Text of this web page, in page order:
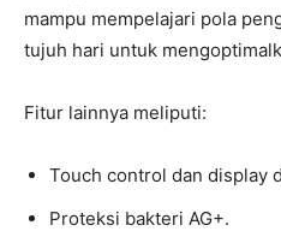
mampu mempelajari pola
tujuh hari untuk
Fitur lainnya meliputi:
Touch control dan display
Proteksi bakteri AG+.